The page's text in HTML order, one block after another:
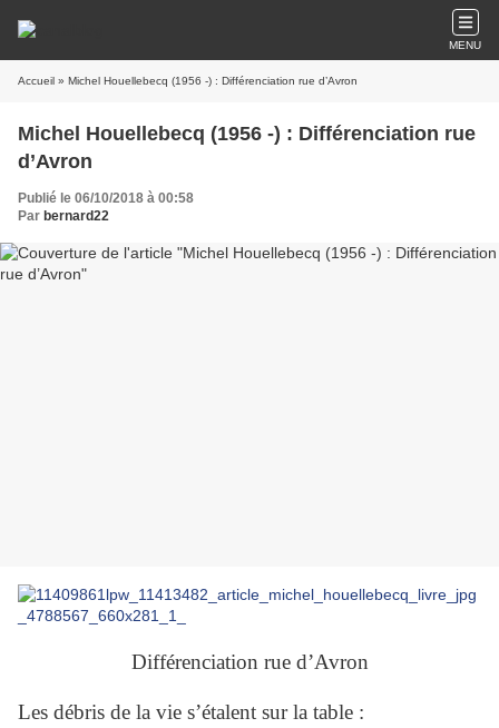
MENU
Accueil » Michel Houellebecq (1956 -) : Différenciation rue d’Avron
Michel Houellebecq (1956 -) : Différenciation rue
d’Avron
Publié le 06/10/2018 à 00:58
Par bernard22
Différenciation rue d’Avron
Les débris de la vie s’étalent sur la table :